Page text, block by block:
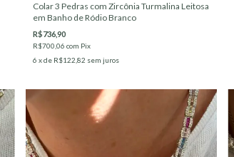
Colar 3 Pedras com Zircônia Turmalina Leitosa
em Banho de Ródio Branco
R$736,90
R$700,06 com Pix
6 x de R$122,82 sem juros